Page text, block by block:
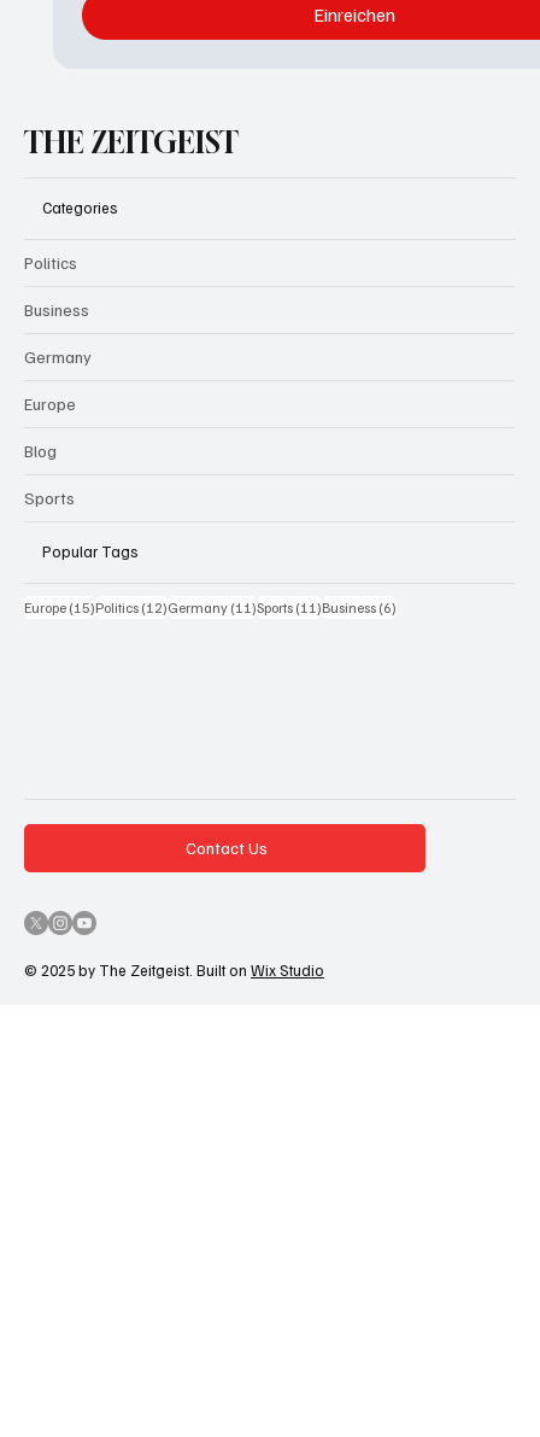
Einreichen
THE ZEITGEIST
Categories
Politics
Business
Germany
Europe
Blog
Sports
Popular Tags
Europe (15)15 Beiträge
Politics (12)12 Beiträge
Germany (11)11 Beiträge
Sports (11)11 Beiträge
Business (6)
© 2025 by The Zeitgeist. Built on Wix Studio
Contact Us